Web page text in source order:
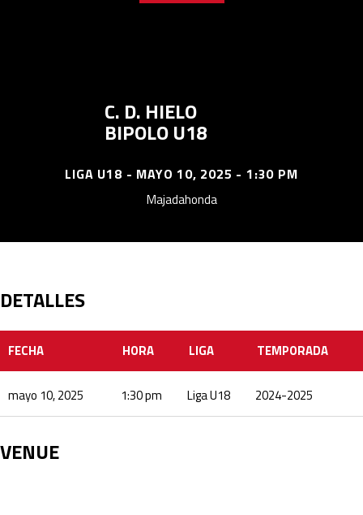
C. D. HIELO
BIPOLO U18
LIGA U18 - MAYO 10, 2025 - 1:30 PM
Majadahonda
DETALLES
FECHA HORA LIGA TEMPORADA
mayo 10, 2025 1:30 pm Liga U18 2024-2025
VENUE